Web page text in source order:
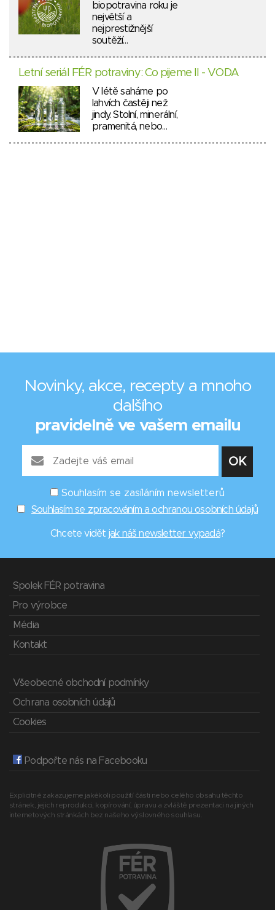
biopotravina roku je
největší a
nejprestižnější
soutěží…
Letní seriál FÉR potraviny: Co pijeme II - VODA
V létě saháme po
lahvích častěji než
jindy. Stolní, minerální,
pramenitá, nebo…
Novinky, akce, recepty a mnoho
dalšího
pravidelně ve vašem emailu
Souhlasím se zasíláním newsletterů
Souhlasím se zpracováním a ochranou osobních údajů
Chcete vidět jak náš newsletter vypadá?
Spolek FÉR potravina
Pro výrobce
Média
Kontakt
Všeobecné obchodní podmínky
Ochrana osobních údajů
Cookies
Podpořte nás na Facebooku
Explicitně zakazujeme jakékoli použití části nebo celého obsahu těchto
stránek, jejich reprodukci, kopírování, úpravu a zvláště prezentaci na jiných
internetových stránkách bez našeho výslovného souhlasu.